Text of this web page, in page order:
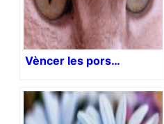
Vèncer les pors…